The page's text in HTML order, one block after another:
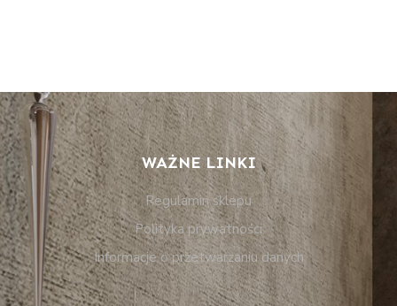
WAŻNE LINKI
Regulamin sklepu
Polityka prywatności
Informacje o przetwarzaniu danych